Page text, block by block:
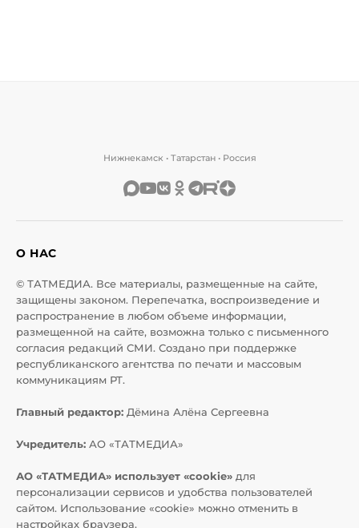
Нижнекамск • Татарстан • Россия
О НАС
© ТАТМЕДИА. Все материалы, размещенные на сайте,
защищены законом. Перепечатка, воспроизведение и
распространение в любом объеме информации,
размещенной на сайте, возможна только с письменного
согласия редакций СМИ. Создано при поддержке
республиканского агентства по печати и массовым
коммуникациям РТ.
Главный редактор: Дёмина Алёна Сергеевна
Учредитель: АО «ТАТМЕДИА»
АО «ТАТМЕДИА» использует «cookie» для
персонализации сервисов и удобства пользователей
сайтом. Использование «cookie» можно отменить в
настройках браузера.